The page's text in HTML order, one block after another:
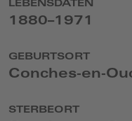
LEBENSDATEN
1880–1971
GEBURTSORT
Conches-en-
STERBEORT